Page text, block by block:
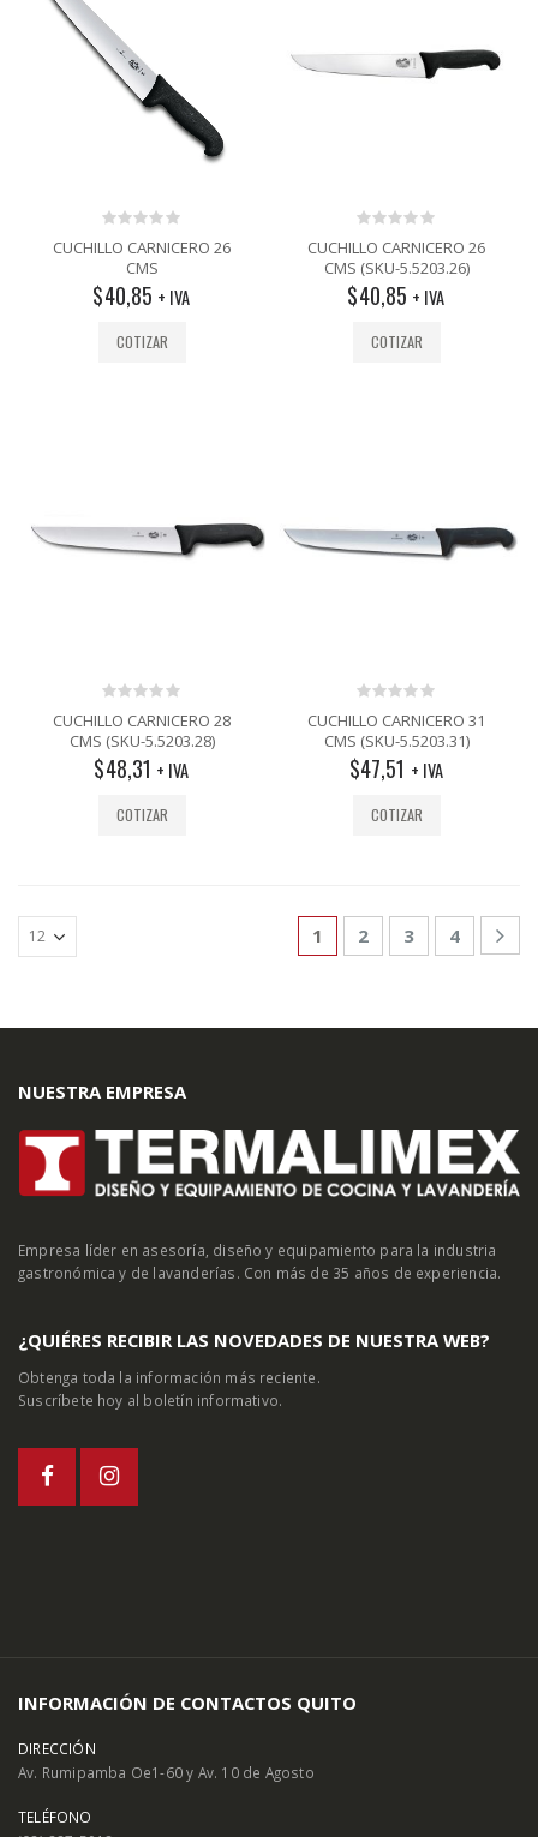
0
out
5
CUCHILLO CARNICERO 26
CMS
$40,85 + IVA
COTIZAR
0
out
of
5
CUCHILLO CARNICERO 26
CMS (SKU-5.5203.26)
$40,85 + IVA
COTIZAR
0
out
of
5
CUCHILLO CARNICERO 28
CMS (SKU-5.5203.28)
$48,31 + IVA
COTIZAR
0
out
of
5
CUCHILLO CARNICERO 31
CMS (SKU-5.5203.31)
$47,51 + IVA
COTIZAR
1 2 3 4
NUESTRA EMPRESA
Empresa líder en asesoría, diseño y equipamiento para la industria
gastronómica y de lavanderías. Con más de 35 años de experiencia.
¿QUIÉRES RECIBIR LAS NOVEDADES DE NUESTRA WEB?
Obtenga toda la información más reciente.
Suscríbete hoy al boletín informativo.
INFORMACIÓN DE CONTACTOS QUITO
DIRECCIÓN
Av. Rumipamba Oe1-60 y Av. 10 de Agosto
TELÉFONO